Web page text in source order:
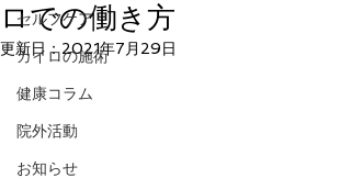
セルフケア
カイロの施術
健康コラム
院外活動
お知らせ
ロでの働き方
更新日：2021年7月29日